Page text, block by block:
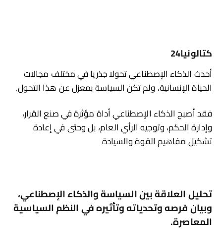
كتالونيا24
أحدث الذكاء الإصطناعي تحولا جذريا في مختلف مجالات
الحياة الإنسانية، ولم تكن السياسة بمعزل عن هذا التحول.
فقد أصبح الذكاء الإصطناعي أداة مؤثرة في صنع القرار،
وإدارة الحكم، وتوجيه الرأي العام، بل وحتى في إعادة
تشكيل مفاهيم القوة والسيادة
تحليل العلاقة بين السياسة والذكاء الإصطناعي،
وبيان فرصه وتحدياته وتأثيره في النظم السياسية
المعاصرة.